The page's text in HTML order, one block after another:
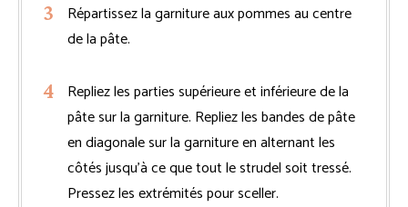
Répartissez la garniture aux pommes au centre
de la pâte.
Repliez les parties supérieure et inférieure de la
pâte sur la garniture. Repliez les bandes de pâte
en diagonale sur la garniture en alternant les
côtés jusqu’à ce que tout le strudel soit tressé.
Pressez les extrémités pour sceller.